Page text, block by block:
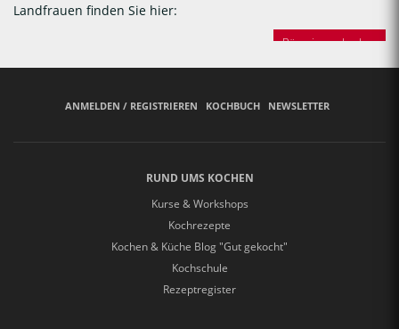
Landfrauen finden Sie hier:
Bäuerinnen backen
ANMELDEN / REGISTRIEREN KOCHBUCH NEWSLETTER
RUND UMS KOCHEN
Kurse & Workshops
Kochrezepte
Kochen & Küche Blog "Gut gekocht"
Kochschule
Rezeptregister